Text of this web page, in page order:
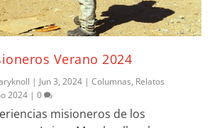
Verano 2024
| Jun 3, 2024 |Columnas, Relatos
2024 |0
misioneros de los